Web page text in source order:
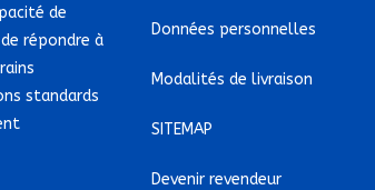
de
répondre à
standards
Données personnelles
Modalités de livraison
SITEMAP
Devenir revendeur